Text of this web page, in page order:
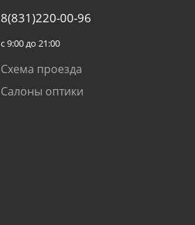
8(831)220-00-96
с 9:00 до 21:00
Схема проезда
Салоны оптики